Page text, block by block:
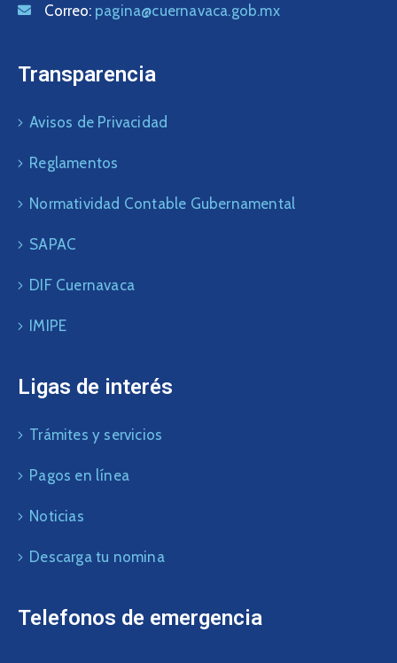
Correo: pagina@cuernavaca.gob.mx
Transparencia
Avisos de Privacidad
Reglamentos
Normatividad Contable Gubernamental
SAPAC
DIF Cuernavaca
IMIPE
Ligas de interés
Trámites y servicios
Pagos en línea
Noticias
Descarga tu nomina
Telefonos de emergencia